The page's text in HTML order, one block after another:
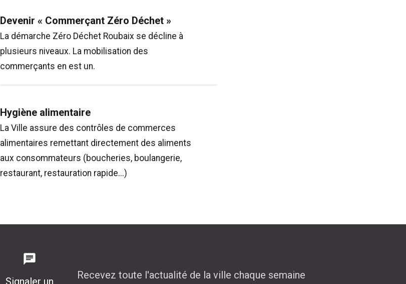
Devenir « Commerçant Zéro Déchet »
La démarche Zéro Déchet Roubaix se décline à
plusieurs niveaux. La mobilisation des
commerçants en est un.
Hygiène alimentaire
La Ville assure des contrôles de commerces
alimentaires remettant directement des aliments
aux consommateurs (boucheries, boulangerie,
restaurant, restauration rapide...)
Signaler un
Recevez toute l'actualité de la ville chaque semaine